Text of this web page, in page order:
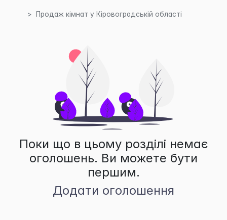
Продаж кімнат у Кіровоградській області
Поки що в цьому розділі немає
оголошень. Ви можете бути
першим.
Додати оголошення